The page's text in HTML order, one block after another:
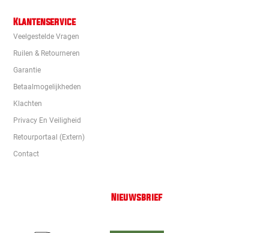
Klantenservice
Veelgestelde Vragen
Ruilen & Retourneren
Garantie
Betaalmogelijkheden
Klachten
Privacy En Veiligheid
Retourportaal (extern)
Contact
Nieuwsbrief